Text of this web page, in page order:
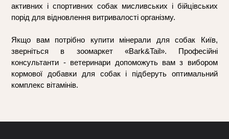
активних і спортивних собак мисливських і бійцівських
порід для відновлення витривалості організму.
Якщо вам потрібно купити мінерали для собак Київ,
зверніться в зоомаркет «Bark&Tail». Професійні
консультанти - ветеринари допоможуть вам з вибором
кормової добавки для собак і підберуть оптимальний
комплекс вітамінів.